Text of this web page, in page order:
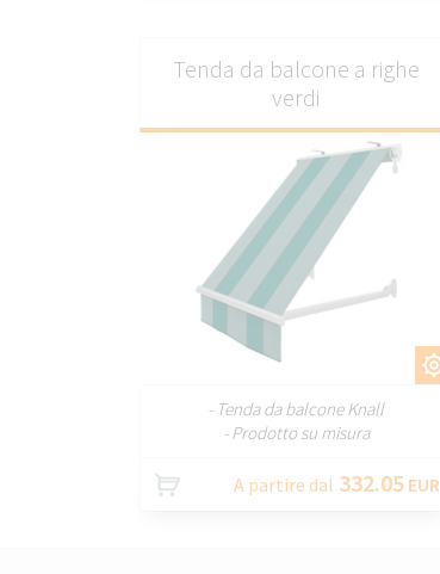
Tenda da balcone a righe
verdi
- Tenda da balcone Knall
- Prodotto su misura
A partire dal 332.05EUR